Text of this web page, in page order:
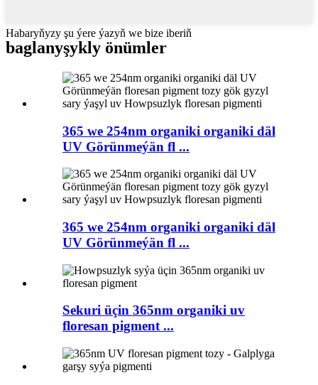
Habaryňyzy şu ýere ýazyň we bize iberiň
baglanyşykly önümler
365 we 254nm organiki organiki däl
UV Görünmeýän fl ...
365 we 254nm organiki organiki däl
UV Görünmeýän fl ...
Sekuri üçin 365nm organiki uv
floresan pigment ...